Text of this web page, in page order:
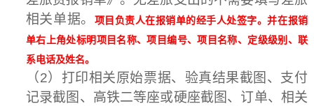
相关单据。
项目负责人在报销单的经手人处签字。并在报销
单右上角处标明项目名称、项目编号、项目名称、定级级别、联
系电话及姓名。
（2）打印相关原始票据、验真结果截图、支付
记录截图、高铁二等座或硬座截图、订单、相关